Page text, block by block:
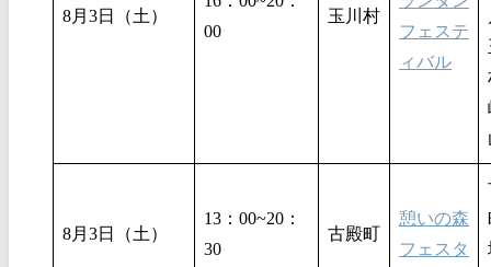
8月3日（土）
00
玉川村
フェステ
ィバル
8月3日（土）
13：00~20：
30
古殿町
憩いの森
フェスタ